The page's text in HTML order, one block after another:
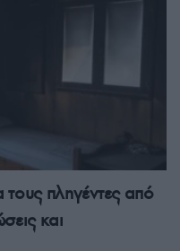
πληγέντες από
και